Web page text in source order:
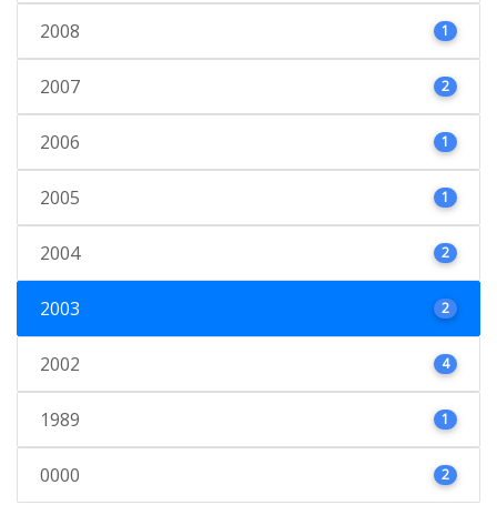
2008 1
2007 2
2006 1
2005 1
2004 2
2003 2
2002 4
1989 1
0000 2